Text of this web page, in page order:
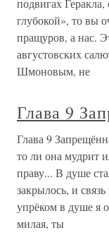
подвигах
глубокой», то вы
пращуров, а нас.
августовских
Шмоновым, не
Глава 9
Глава 9
то ли она мудрит
праву... В душе
закрылось, и
упрёком в душе я
милая, ты